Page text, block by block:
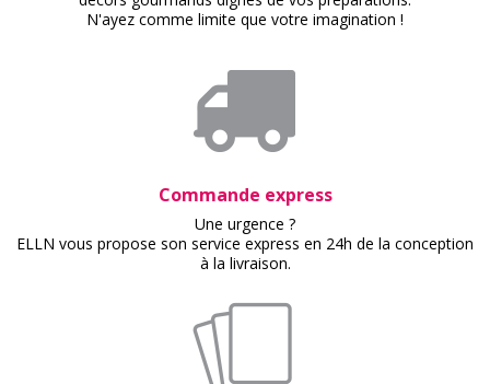
N'ayez comme limite que votre imagination !
Commande express
Une urgence ?
ELLN vous propose son service express en 24h de la conception
à la livraison.